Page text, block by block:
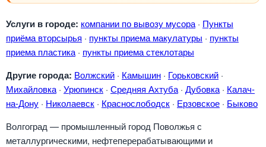
Услуги в городе: компании по вывозу мусора · Пункты
приёма вторсырья · пункты приема макулатуры · пункты
приема пластика · пункты приема стеклотары
Другие города: Волжский · Камышин · Горьковский ·
Михайловка · Урюпинск · Средняя Ахтуба · Дубовка · Калач-
на-Дону · Николаевск · Краснослободск · Ерзовское · Быково
Волгоград — промышленный город Поволжья с
металлургическими, нефтеперерабатывающими и